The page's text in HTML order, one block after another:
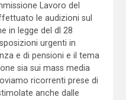
Lavoro del
le audizioni sul
in legge del dl 28
urgenti in
e di pensioni e il tema
sia sui mass media
ricorrenti prese di
anche dalle